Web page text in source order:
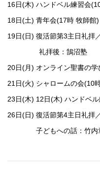
16日(木) ハンドベル練習会
18日(土) 青年会(17時 牧師館)
19日(日) 復活節第3主日礼拝
礼拝後：鵠沼塾
20日(月) オンライン聖書の
21日(火) シャロームの会(10
23日(木) 12日(木) ハンドベ
26日(日) 復活節第4主日礼拝
子どもへの話：竹内章